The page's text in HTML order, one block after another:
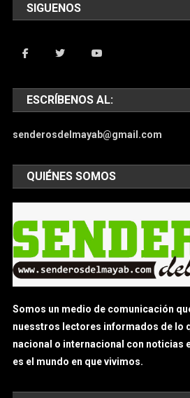
SIGUENOS
ESCRÍBENOS AL:
senderosdelmayab@gmail.com
QUIÉNES SOMOS
Somos un medio de comunicación
nuesstros lectores informados de lo
nacional o internacional con noticias
es el mundo en que vivimos.